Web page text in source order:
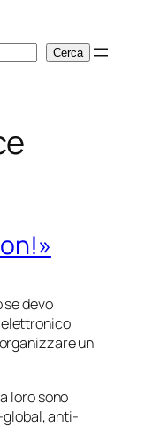
Cerca
se devo
un
loro sono
anti-